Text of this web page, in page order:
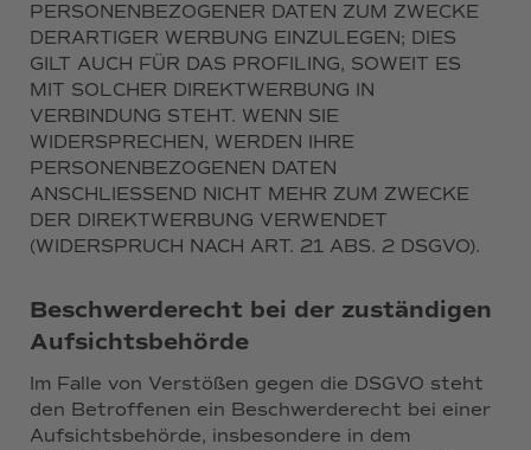
PERSONENBEZOGENER DATEN ZUM ZWECKE
DERARTIGER WERBUNG EINZULEGEN; DIES
GILT AUCH FÜR DAS PROFILING, SOWEIT ES
MIT SOLCHER DIREKTWERBUNG IN
VERBINDUNG STEHT. WENN SIE
WIDERSPRECHEN, WERDEN IHRE
PERSONENBEZOGENEN DATEN
ANSCHLIESSEND NICHT MEHR ZUM ZWECKE
DER DIREKTWERBUNG VERWENDET
(WIDERSPRUCH NACH ART. 21 ABS. 2 DSGVO).
Beschwerderecht bei der zuständigen
Aufsichtsbehörde
Im Falle von Verstößen gegen die DSGVO steht
den Betroffenen ein Beschwerderecht bei einer
Aufsichtsbehörde, insbesondere in dem